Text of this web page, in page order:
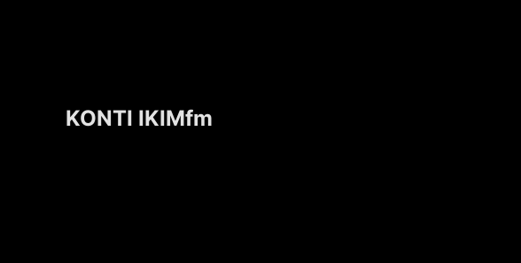
KONTI IKIMfm